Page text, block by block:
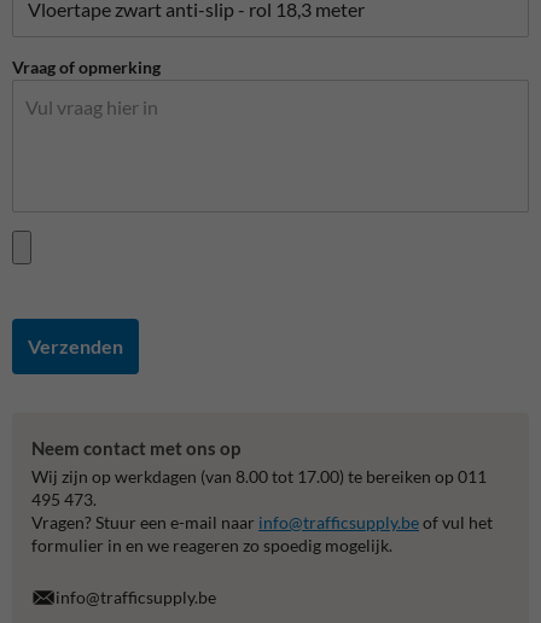
Vraag of opmerking
Verzenden
Neem contact met ons op
Wij zijn op werkdagen (van 8.00 tot 17.00) te bereiken op 011
495 473.
Vragen? Stuur een e-mail naar info@trafficsupply.beof vul het
formulier in en we reageren zo spoedig mogelijk.
info@trafficsupply.be